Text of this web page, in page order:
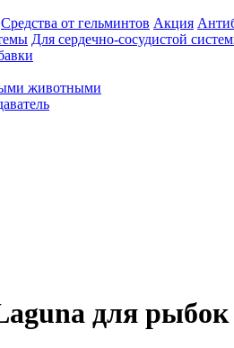
Средства от гельминтов Акция
Для сердечно-сосудистой
животными
для рыбок